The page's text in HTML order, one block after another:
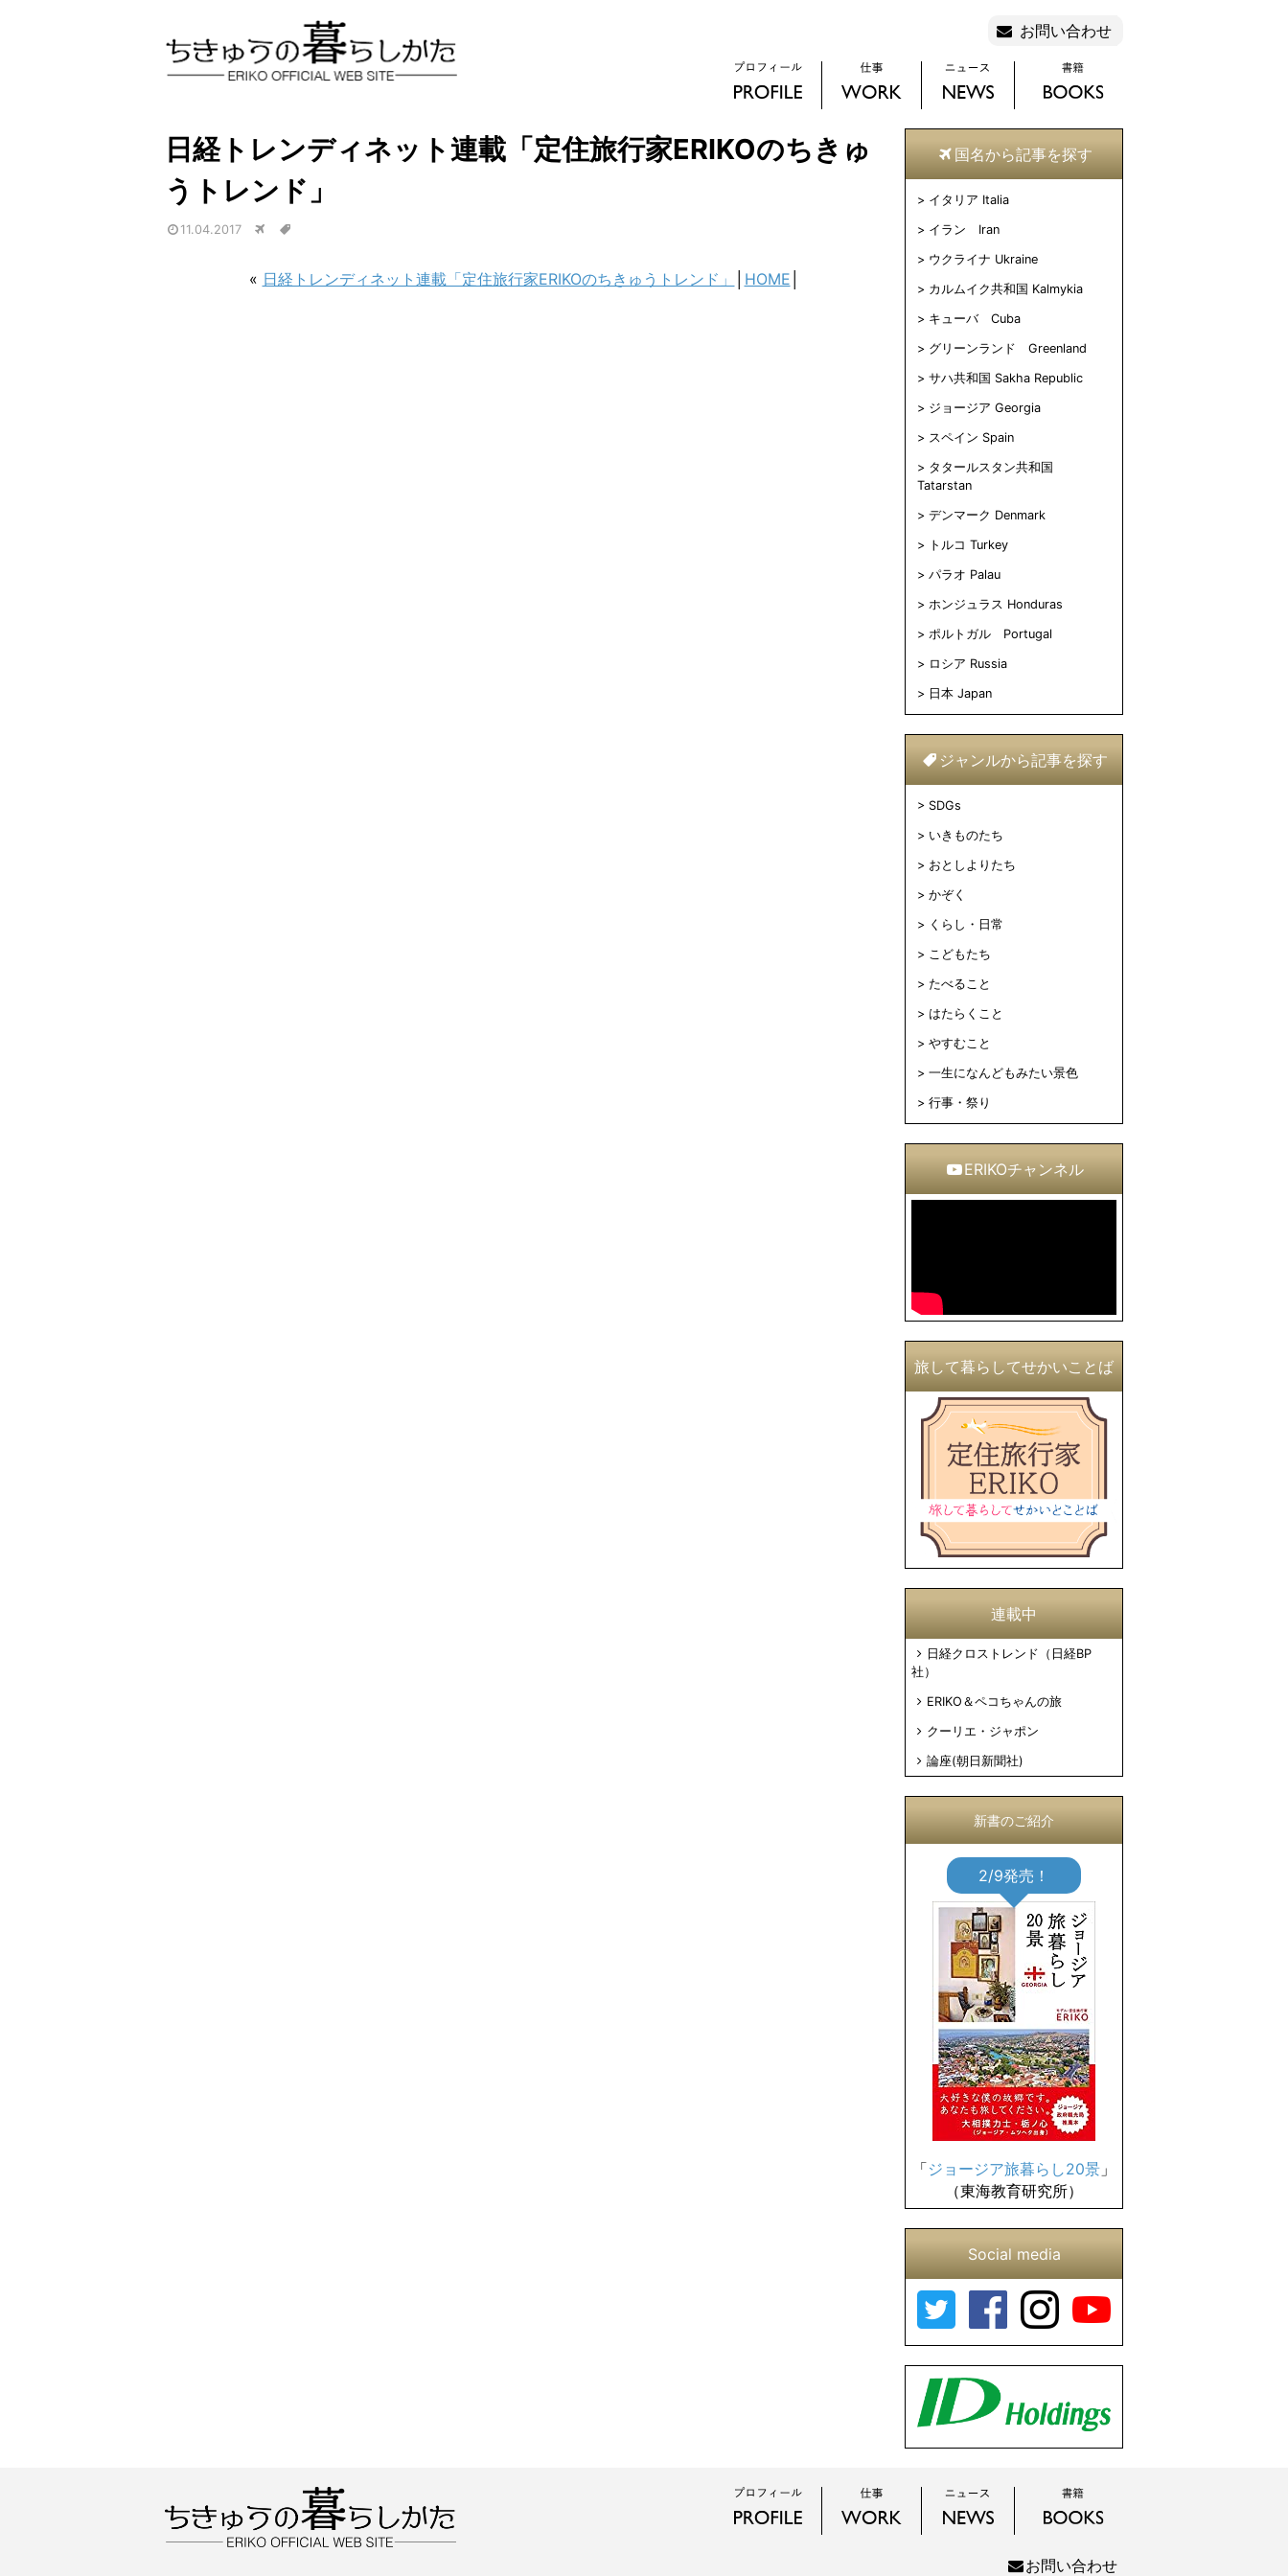
お問い合わせ
日経トレンディネット連載「定住旅行家ERIKOのちきゅ
うトレンド」
11.04.2017
« 日経トレンディネット連載「定住旅行家ERIKOのちきゅうトレンド」 HOME
国名から記事を探す
イタリア Italia
イラン Iran
ウクライナ Ukraine
カルムイク共和国 Kalmykia
キューバ Cuba
グリーンランド Greenland
サハ共和国 Sakha Republic
ジョージア Georgia
スペイン Spain
タタールスタン共和国
Tatarstan
デンマーク Denmark
トルコ Turkey
パラオ Palau
ホンジュラス Honduras
ポルトガル Portugal
ロシア Russia
日本 Japan
ジャンルから記事を探す
SDGs
いきものたち
おとしよりたち
かぞく
くらし・日常
こどもたち
たべること
はたらくこと
やすむこと
一生になんどもみたい景色
行事・祭り
ERIKOチャンネル
旅して暮らしてせかいことば
連載中
日経クロストレンド（日経BP
社）
ERIKO＆ペコちゃんの旅
クーリエ・ジャポン
論座(朝日新聞社)
新書のご紹介
2/9発売！
「 ジョージア旅暮らし20景 」
（東海教育研究所）
Social media
お問い合わせ